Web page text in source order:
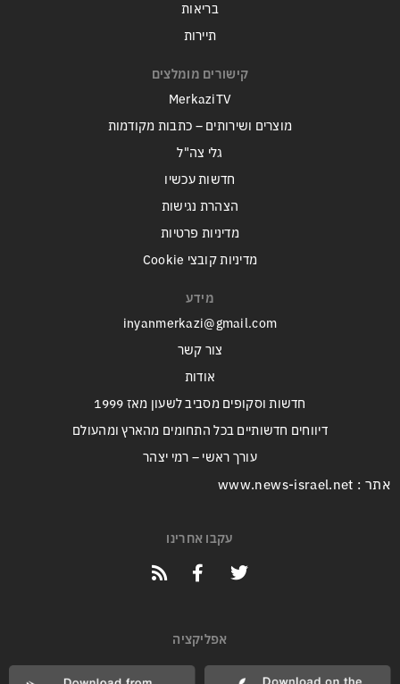
בריאות
תיירות
קישורים מומלצים
MerkaziTV
מוצרים ושירותים – כתבות מקודמות
גלי צה"ל
חדשות עכשיו
הצהרת נגישות
מדיניות פרטיות
מדיניות קובצי Cookie
מידע
inyanmerkazi@gmail.com
צור קשר
אודות
חדשות וסקופים מסביב לשעון מאז 1999
דיווחים חדשותיים בכל התחומים מהארץ ומהעולם
עורך ראשי – רמי יצהר
אתר : www.news-israel.net
עקבו אחרינו
אפליקציה